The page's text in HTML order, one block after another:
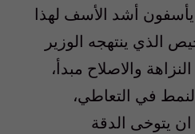
يأسفون أشد الأسف لهذا
الذي ينتهجه الوزير
والاصلاح مبدأ،
في التعاطي،
ان يتوخى الدقة